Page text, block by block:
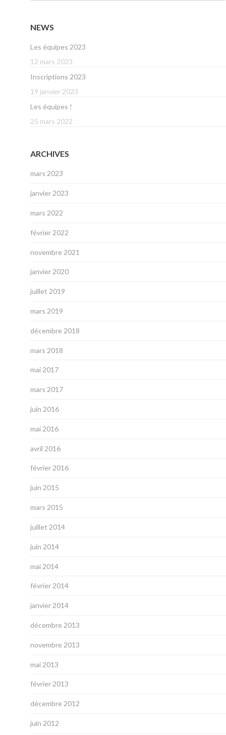
NEWS
Les équipes 2023
12 mars 2023
Inscriptions 2023
19 janvier 2023
Les équipes !
25 mars 2022
ARCHIVES
mars 2023
janvier 2023
mars 2022
février 2022
novembre 2021
janvier 2020
juillet 2019
mars 2019
décembre 2018
mars 2018
mai 2017
mars 2017
juin 2016
mai 2016
avril 2016
février 2016
juin 2015
mars 2015
juillet 2014
juin 2014
mai 2014
février 2014
janvier 2014
décembre 2013
novembre 2013
mai 2013
février 2013
décembre 2012
juin 2012